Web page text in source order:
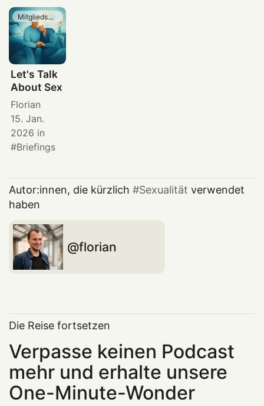
Mitgliedschaft
Let's Talk
About Sex
Florian
15. Jan.
2026 in
Briefings
Autor:innen, die kürzlich Sexualität verwendet
haben
florian
Die Reise fortsetzen
Verpasse keinen Podcast
mehr und erhalte unsere
One-Minute-Wonder